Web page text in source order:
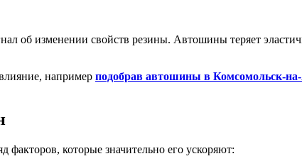
об изменении свойств резины. Автошины теряет
например подобрав автошины в Комсомольск-
факторов, которые значительно его ускоряют: